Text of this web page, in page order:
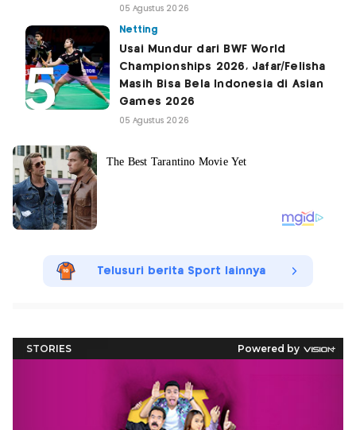
05 Agustus 2026
Netting
Usai Mundur dari BWF World
Championships 2026, Jafar/Felisha
Masih Bisa Bela Indonesia di Asian
Games 2026
05 Agustus 2026
Telusuri berita Sport lainnya